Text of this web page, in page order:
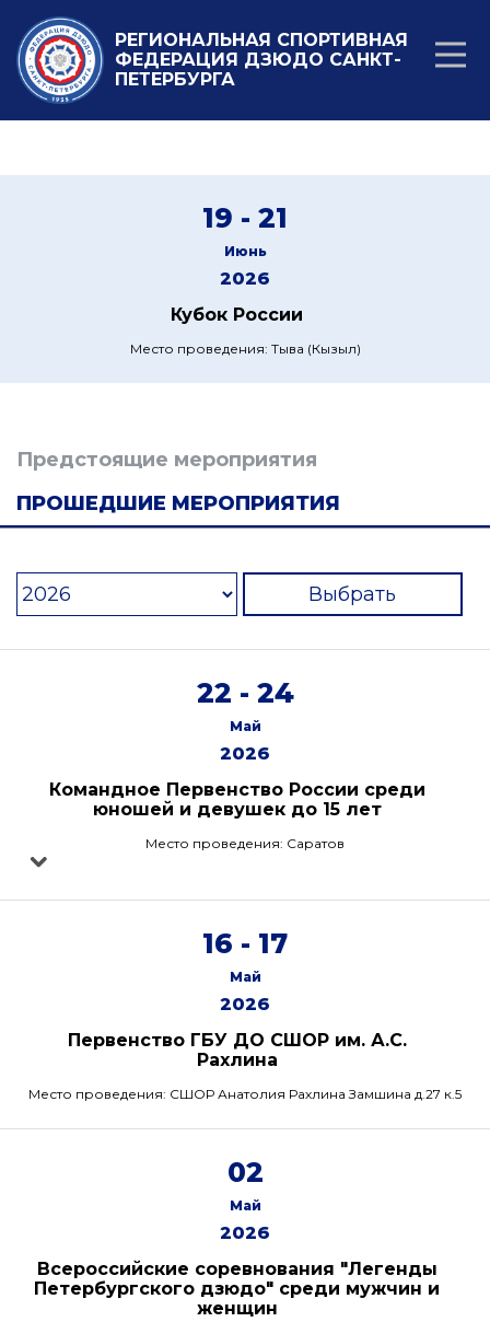
РЕГИОНАЛЬНАЯ СПОРТИВНАЯ
ФЕДЕРАЦИЯ ДЗЮДО САНКТ-
ПЕТЕРБУРГА
19 - 21
Июнь
2026
Кубок России
Место проведения: Тыва (Кызыл)
Предстоящие мероприятия
ПРОШЕДШИЕ МЕРОПРИЯТИЯ
Выбрать
22 - 24
Май
2026
Командное Первенство России среди
юношей и девушек до 15 лет
Место проведения: Саратов
16 - 17
Май
2026
Первенство ГБУ ДО СШОР им. А.С.
Рахлина
Место проведения: СШОР Анатолия Рахлина Замшина д.27 к.5
02
Май
2026
Всероссийские соревнования "Легенды
Петербургского дзюдо" среди мужчин и
женщин